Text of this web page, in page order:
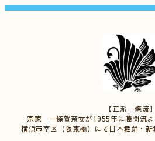
【正派一條流】
宗家 一條賀奈女が1955年に藤間流よ
横浜市南区（阪東橋）にて日本舞踊・新